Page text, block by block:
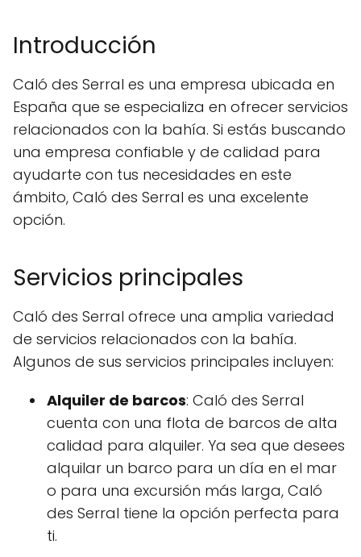
Introducción
Caló des Serral es una empresa ubicada en
España que se especializa en ofrecer servicios
relacionados con la bahía. Si estás buscando
una empresa confiable y de calidad para
ayudarte con tus necesidades en este
ámbito, Caló des Serral es una excelente
opción.
Servicios principales
Caló des Serral ofrece una amplia variedad
de servicios relacionados con la bahía.
Algunos de sus servicios principales incluyen:
Alquiler de barcos: Caló des Serral
cuenta con una flota de barcos de alta
calidad para alquiler. Ya sea que desees
alquilar un barco para un día en el mar
o para una excursión más larga, Caló
des Serral tiene la opción perfecta para
ti.